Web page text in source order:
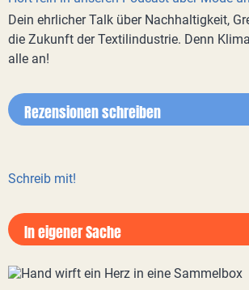
Dein ehrlicher Talk über Nachhaltigkeit,
die Zukunft der Textilindustrie. Denn
alle an!
Rezensionen schreiben
Schreib mit!
In eigener Sache